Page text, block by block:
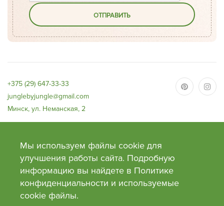
ОТПРАВИТЬ
+375 (29) 647-33-33
junglebyjungle@gmail.com
Минск, ул. Неманская, 2
Общество с ограниченной ответственностью «Джангл»,
УНН690669036, ОКПО501398496000
Адрес: 220063, г.Минск, ул. Нёманская, д.2, офис 168.
Банк: ОАО «Приорбанк», Код Банка PJCBBY2X, 220002, г. Минск, пр.
Победителей, 125
Свидетельство №0130991 от 27 февраля 2018 года выдано Минским
Мы используем файлы cookie для
улучшения работы сайта. Подробную
информацию вы найдете в Политике
конфиденциальности и используемые
сооkie файлы.